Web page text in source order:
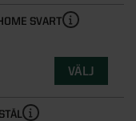
SVART
VÄLJ